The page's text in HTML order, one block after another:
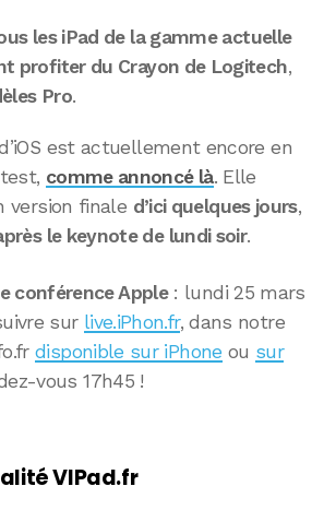
les iPad de la gamme actuelle
profiter du Crayon de Logitech,
Pro.
est actuellement encore en
comme annoncé là. Elle
version finale d’ici quelques jours,
le keynote de lundi soir.
conférence Apple: lundi 25 mars
sur live.iPhon.fr, dans notre
disponible sur iPhone ou sur
vous 17h45 !
VIPad.fr